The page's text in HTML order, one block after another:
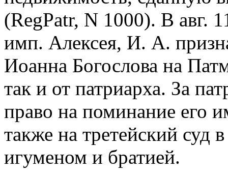
(RegPatr, N 1000). В авг.
имп. Алексея, И. А.
Иоанна Богослова на
так и от патриарха. За
право на поминание его
также на третейский суд
игуменом и братией.